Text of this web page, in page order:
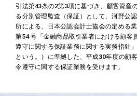
引法第43条の2第3項に基づき、顧客資産
る分別管理監査（保証）として、河野公
所による、日本公認会計士協会の定める
第54 号「金融商品取引業者における顧客
遵守に関する保証業務に関する実務指針
という。）に準拠した、平成30年度の顧
令遵守に関する保証業務を受けます。